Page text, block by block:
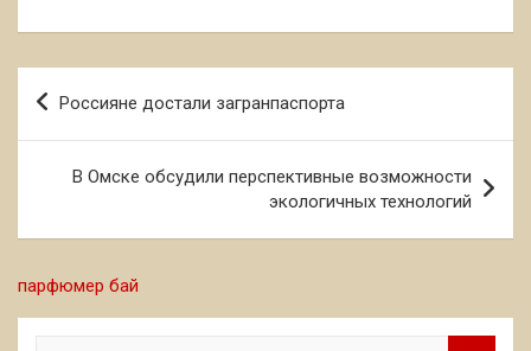
Навигация
по
Россияне достали загранпаспорта
В Омске обсудили перспективные возможности
экологичных технологий
парфюмер бай